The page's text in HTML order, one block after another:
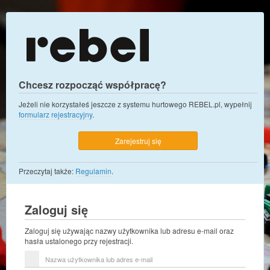
Chcesz rozpocząć współpracę?
Jeżeli nie korzystałeś jeszcze z systemu hurtowego REBEL.pl, wypełnij
formularz rejestracyjny.
Zarejestruj się
Przeczytaj także: Regulamin.
Zaloguj się
Zaloguj się używając nazwy użytkownika lub adresu e-mail oraz
hasła ustalonego przy rejestracji.
użytkownika